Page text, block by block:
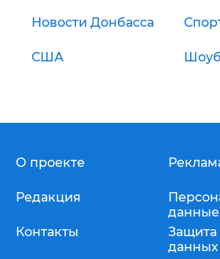
Новости Донбасса
США
О проекте
Редакция
Контакты
данные
Защита
данных